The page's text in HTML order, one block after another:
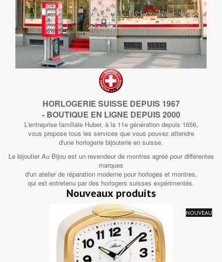
HORLOGERIE SUISSE DEPUIS 1967
- BOUTIQUE EN LIGNE DEPUIS 2000
L'entreprise familiale Huber, à la 11e génération depuis 1656,
vous propose tous les services que vous pouvez attendre
d'une horlogerie bijouterie en suisse.
Le bijoutier Au Bijou est un revendeur de montres agréé pour différentes
marques
d'un atelier de réparation moderne pour horloges et montres,
qui est entretenu par des horlogers suisses expérimentés.
Nouveaux produits
NOUVEAU